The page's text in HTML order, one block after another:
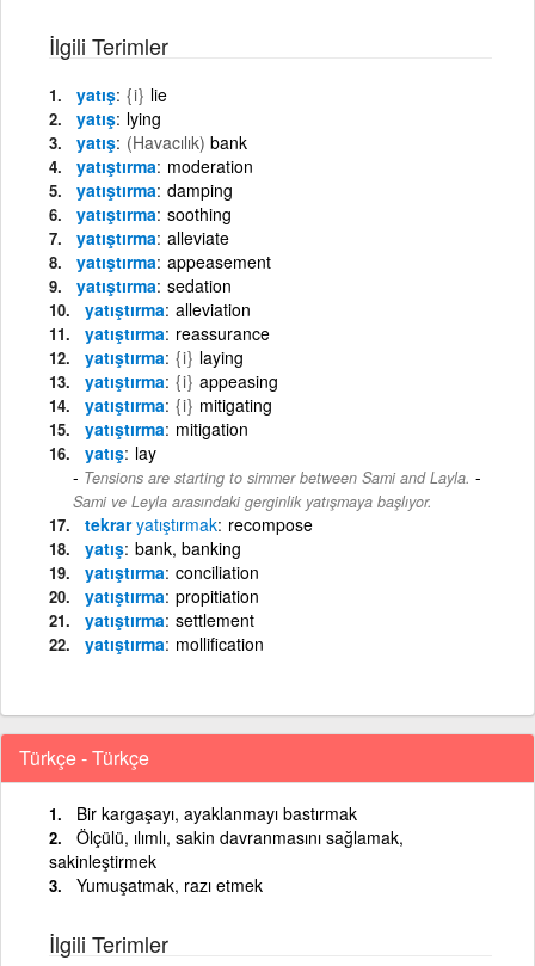
İlgili Terimler
yatış {i} lie
yatış lying
yatış (Havacılık) bank
yatıştırma moderation
yatıştırma damping
yatıştırma soothing
yatıştırma alleviate
yatıştırma appeasement
yatıştırma sedation
yatıştırma alleviation
yatıştırma reassurance
yatıştırma {i} laying
yatıştırma {i} appeasing
yatıştırma {i} mitigating
yatıştırma mitigation
yatış lay
Tensions are starting to simmer between Sami and Layla. -
Sami ve Leyla arasındaki gerginlik yatışmaya başlıyor.
tekraryatıştırmak recompose
yatış bank, banking
yatıştırma conciliation
yatıştırma propitiation
yatıştırma settlement
yatıştırma mollification
Türkçe - Türkçe
Bir kargaşayı, ayaklanmayı bastırmak
Ölçülü, ılımlı, sakin davranmasını sağlamak,
sakinleştirmek
Yumuşatmak, razı etmek
İlgili Terimler